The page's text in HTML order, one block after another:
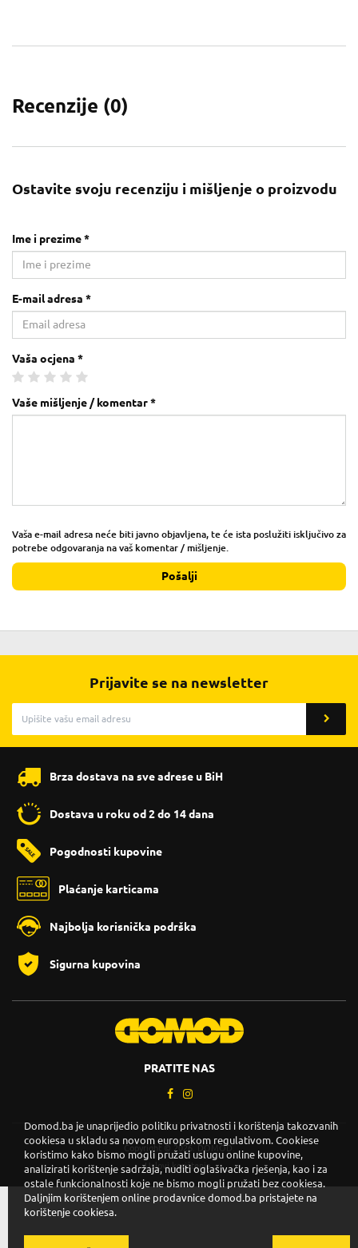
Recenzije (0)
Ostavite svoju recenziju i mišljenje o proizvodu
Ime i prezime *
E-mail adresa *
Vaša ocjena *
Vaše mišljenje / komentar *
Vaša e-mail adresa neće biti javno objavljena, te će ista poslužiti isključivo za
potrebe odgovaranja na vaš komentar / mišljenje.
Pošalji
Prijavite se na newsletter
Brza dostava na sve adrese u BiH
Dostava u roku od 2 do 14 dana
Pogodnosti kupovine
Plaćanje karticama
Najbolja korisnička podrška
Sigurna kupovina
PRATITE NAS
Copyright © 2026. DOMOD.
Uslovi korištenja.
Domod.ba je unaprijedio politiku privatnosti i korištenja takozvanih
cookiesa u skladu sa novom europskom regulativom. Cookiese
koristimo kako bismo mogli pružati uslugu online kupovine,
analizirati korištenje sadržaja, nuditi oglašivačka rješenja, kao i za
ostale funkcionalnosti koje ne bismo mogli pružati bez cookiesa.
Daljnjim korištenjem online prodavnice domod.ba pristajete na
korištenje cookiesa.